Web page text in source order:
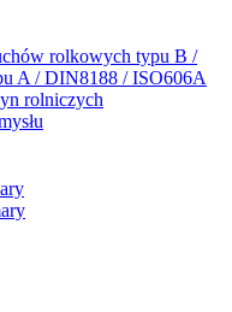
rolkowych typu B /
A / DIN8188 / ISO606A
rolniczych